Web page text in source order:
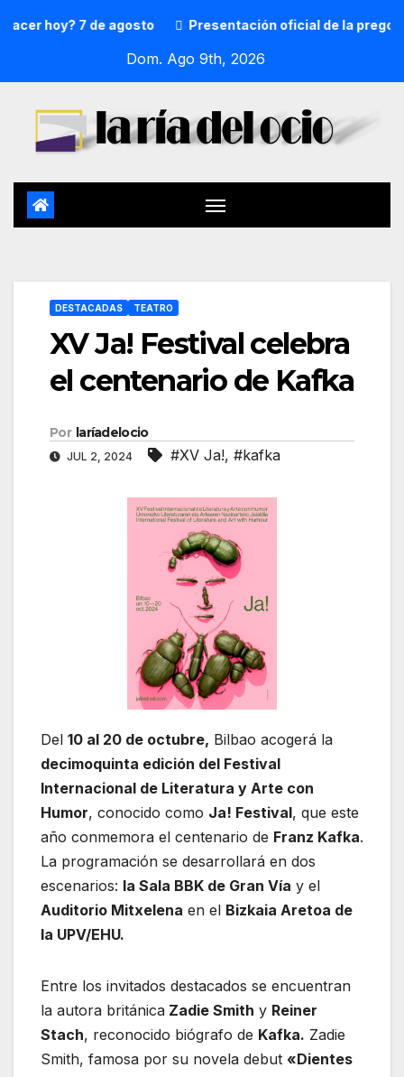
hoy? 7 de agosto Presentación oficial de la pregonera
Dom. Ago 9th, 2026
DESTACADAS TEATRO
XV Ja! Festival celebra
el centenario de Kafka
Por laríadelocio
JUL 2, 2024 #XV Ja!, #kafka
Del 10 al 20 de octubre, Bilbao acogerá la
decimoquinta edición del Festival
Internacional de Literatura y Arte con
Humor, conocido como Ja! Festival, que este
año conmemora el centenario de Franz Kafka.
La programación se desarrollará en dos
escenarios: la Sala BBK de Gran Vía y el
Auditorio Mitxelena en el Bizkaia Aretoa de
la UPV/EHU.
Entre los invitados destacados se encuentran
la autora británica Zadie Smith y Reiner
Stach, reconocido biógrafo de Kafka. Zadie
Smith, famosa por su novela debut «Dientes